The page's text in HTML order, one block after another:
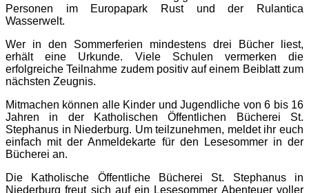
Personen im Europapark Rust und der Rulantica
Wasserwelt.
Wer in den Sommerferien mindestens drei Bücher liest,
erhält eine Urkunde. Viele Schulen vermerken die
erfolgreiche Teilnahme zudem positiv auf einem Beiblatt zum
nächsten Zeugnis.
Mitmachen können alle Kinder und Jugendliche von 6 bis 16
Jahren in der Katholischen Öffentlichen Bücherei St.
Stephanus in Niederburg. Um teilzunehmen, meldet ihr euch
einfach mit der Anmeldekarte für den Lesesommer in der
Bücherei an.
Die Katholische Öffentliche Bücherei St. Stephanus in
Niederburg freut sich auf ein Lesesommer Abenteuer voller